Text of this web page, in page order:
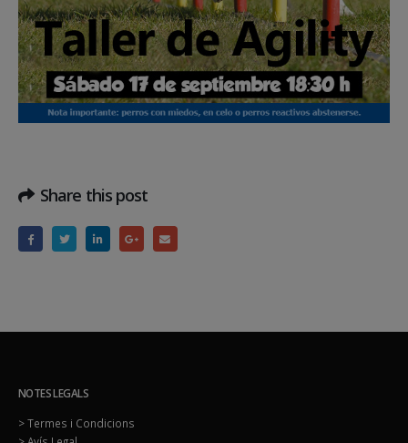
Share this post
NOTES LEGALS
> Termes i Condicions